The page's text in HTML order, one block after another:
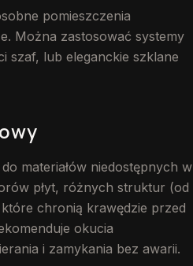
pomieszczenia
Można zastosować systemy
szaf, lub eleganckie szklane
materiałów niedostępnych w
płyt, różnych struktur (od
chronią krawędzie przed
okucia
i zamykania bez awarii.